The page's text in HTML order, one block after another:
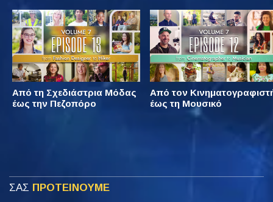
Από τη Σχεδιάστρια Μόδας
έως την Πεζοπόρο
Από τον
έως τη Μουσικό
ΣΑΣ ΠΡΟΤΕΙΝΟΥΜΕ